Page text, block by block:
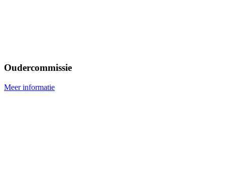
Oudercommissie
Meer informatie